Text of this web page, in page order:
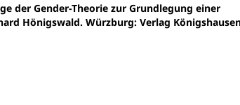
der Gender-Theorie zur Grundlegung einer
Hönigswald. Würzburg: Verlag